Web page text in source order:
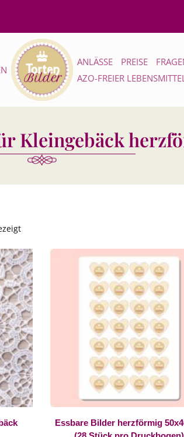
ANLÄSSE PREISE
AZO-FREIER
Kleingebäck
Essbare Bilder herzförmig